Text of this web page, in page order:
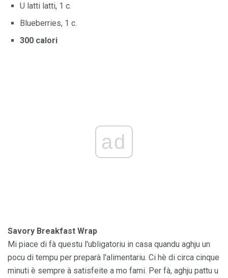
U latti latti, 1 c.
Blueberries, 1 c.
300 calori
ad
Savory Breakfast Wrap
Mi piace di fà questu l'ubligatoriu in casa quandu aghju un
pocu di tempu per preparà l'alimentariu. Ci hè di circa cinque
minuti è sempre à satisfeite a mo fami. Per fà, aghju pattu u